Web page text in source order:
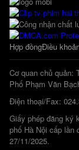
Hợp đồngĐiều
Cơ quan chủ quản:
Phố Phạm Văn
Điện thoại/Fax:
Giấy phép đăng ký
phố Hà Nội cấp lần
27/11/2025.